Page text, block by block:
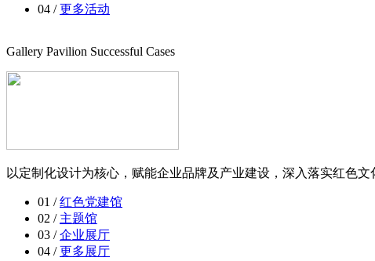
04 /更多活动
Gallery Pavilion Successful Cases
以定制化设计为核心，赋能企业品牌及产业建设，深入落实红色
01 /红色党建馆
02 / 主题馆
03 /企业展厅
04 /更多展厅